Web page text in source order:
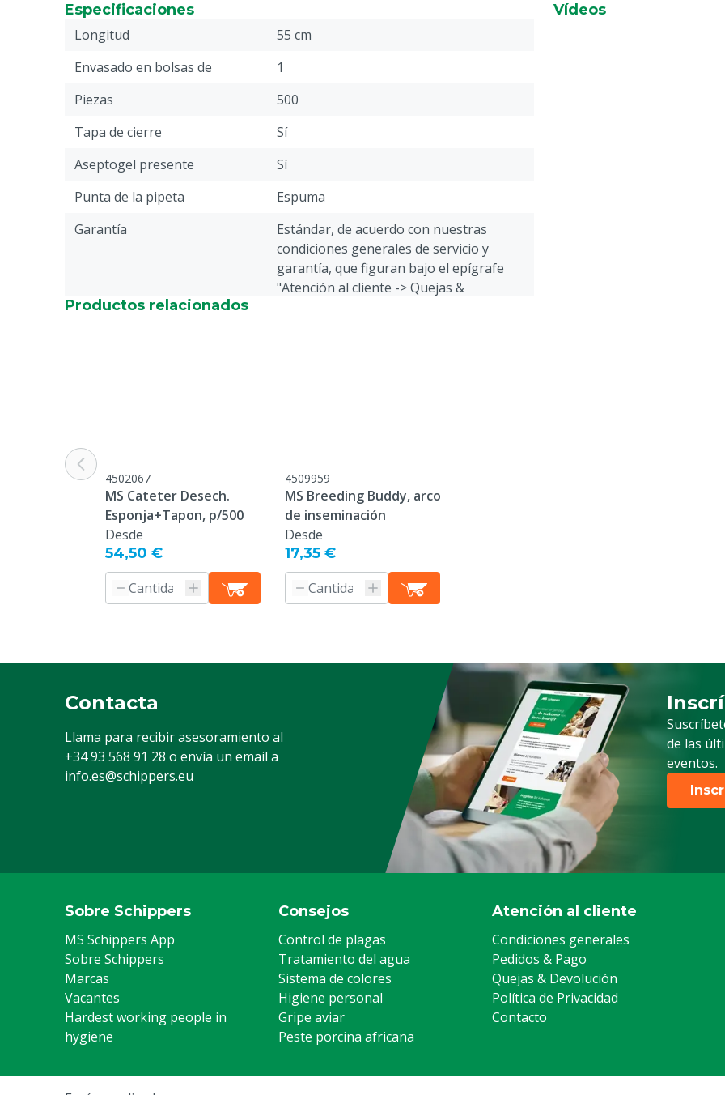
Previstas de lubricante: sí
Especificaciones
Longitud
55 cm
Envasado en bolsas de
1
Piezas
500
Tapa de cierre
Sí
Aseptogel presente
Sí
Punta de la pipeta
Espuma
Garantía
Estándar, de acuerdo con nuestras
condiciones generales de servicio y
garantía, que figuran bajo el epígrafe
"Atención al cliente -> Quejas &
Vídeos
Productos relacionados
4502067
MS Cateter Desech.
Esponja+Tapon, p/500
Desde
54,50 €
4509959
MS Breeding Buddy, arco
de inseminación
Desde
17,35 €
Contacta
Llama para recibir asesoramiento al
+34 93 568 91 28 o envía un email a
info.es@schippers.eu
de las
eventos.
Sobre Schippers
MS Schippers App
Sobre Schippers
Marcas
Vacantes
Hardest working people in
hygiene
Consejos
Control de plagas
Tratamiento del agua
Sistema de colores
Higiene personal
Gripe aviar
Peste porcina africana
Atención al cliente
Condiciones generales
Pedidos & Pago
Quejas & Devolución
Política de Privacidad
Contacto